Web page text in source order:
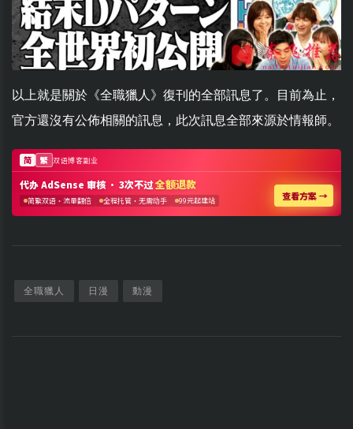
以上就是關於《全職獵人》復刊的全部訊息了。目前為止，
官方還沒有公佈相關的訊息，此次訊息全部來源於情報師。
全職獵人 日漫 動漫